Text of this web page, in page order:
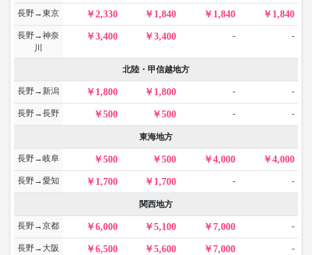
長野→東京 2,330 1,840 1,840 1,840
長野→神奈
川
3,400 3,400 - -
北陸・甲信越地方
長野→新潟 1,800 1,800 - -
長野→長野 500 500 - -
東海地方
長野→岐阜 500 500 4,000 4,000
長野→愛知 1,700 1,700 - -
関西地方
長野→京都 6,000 5,100 7,000 -
長野→大阪 6,500 5,600 7,000 -